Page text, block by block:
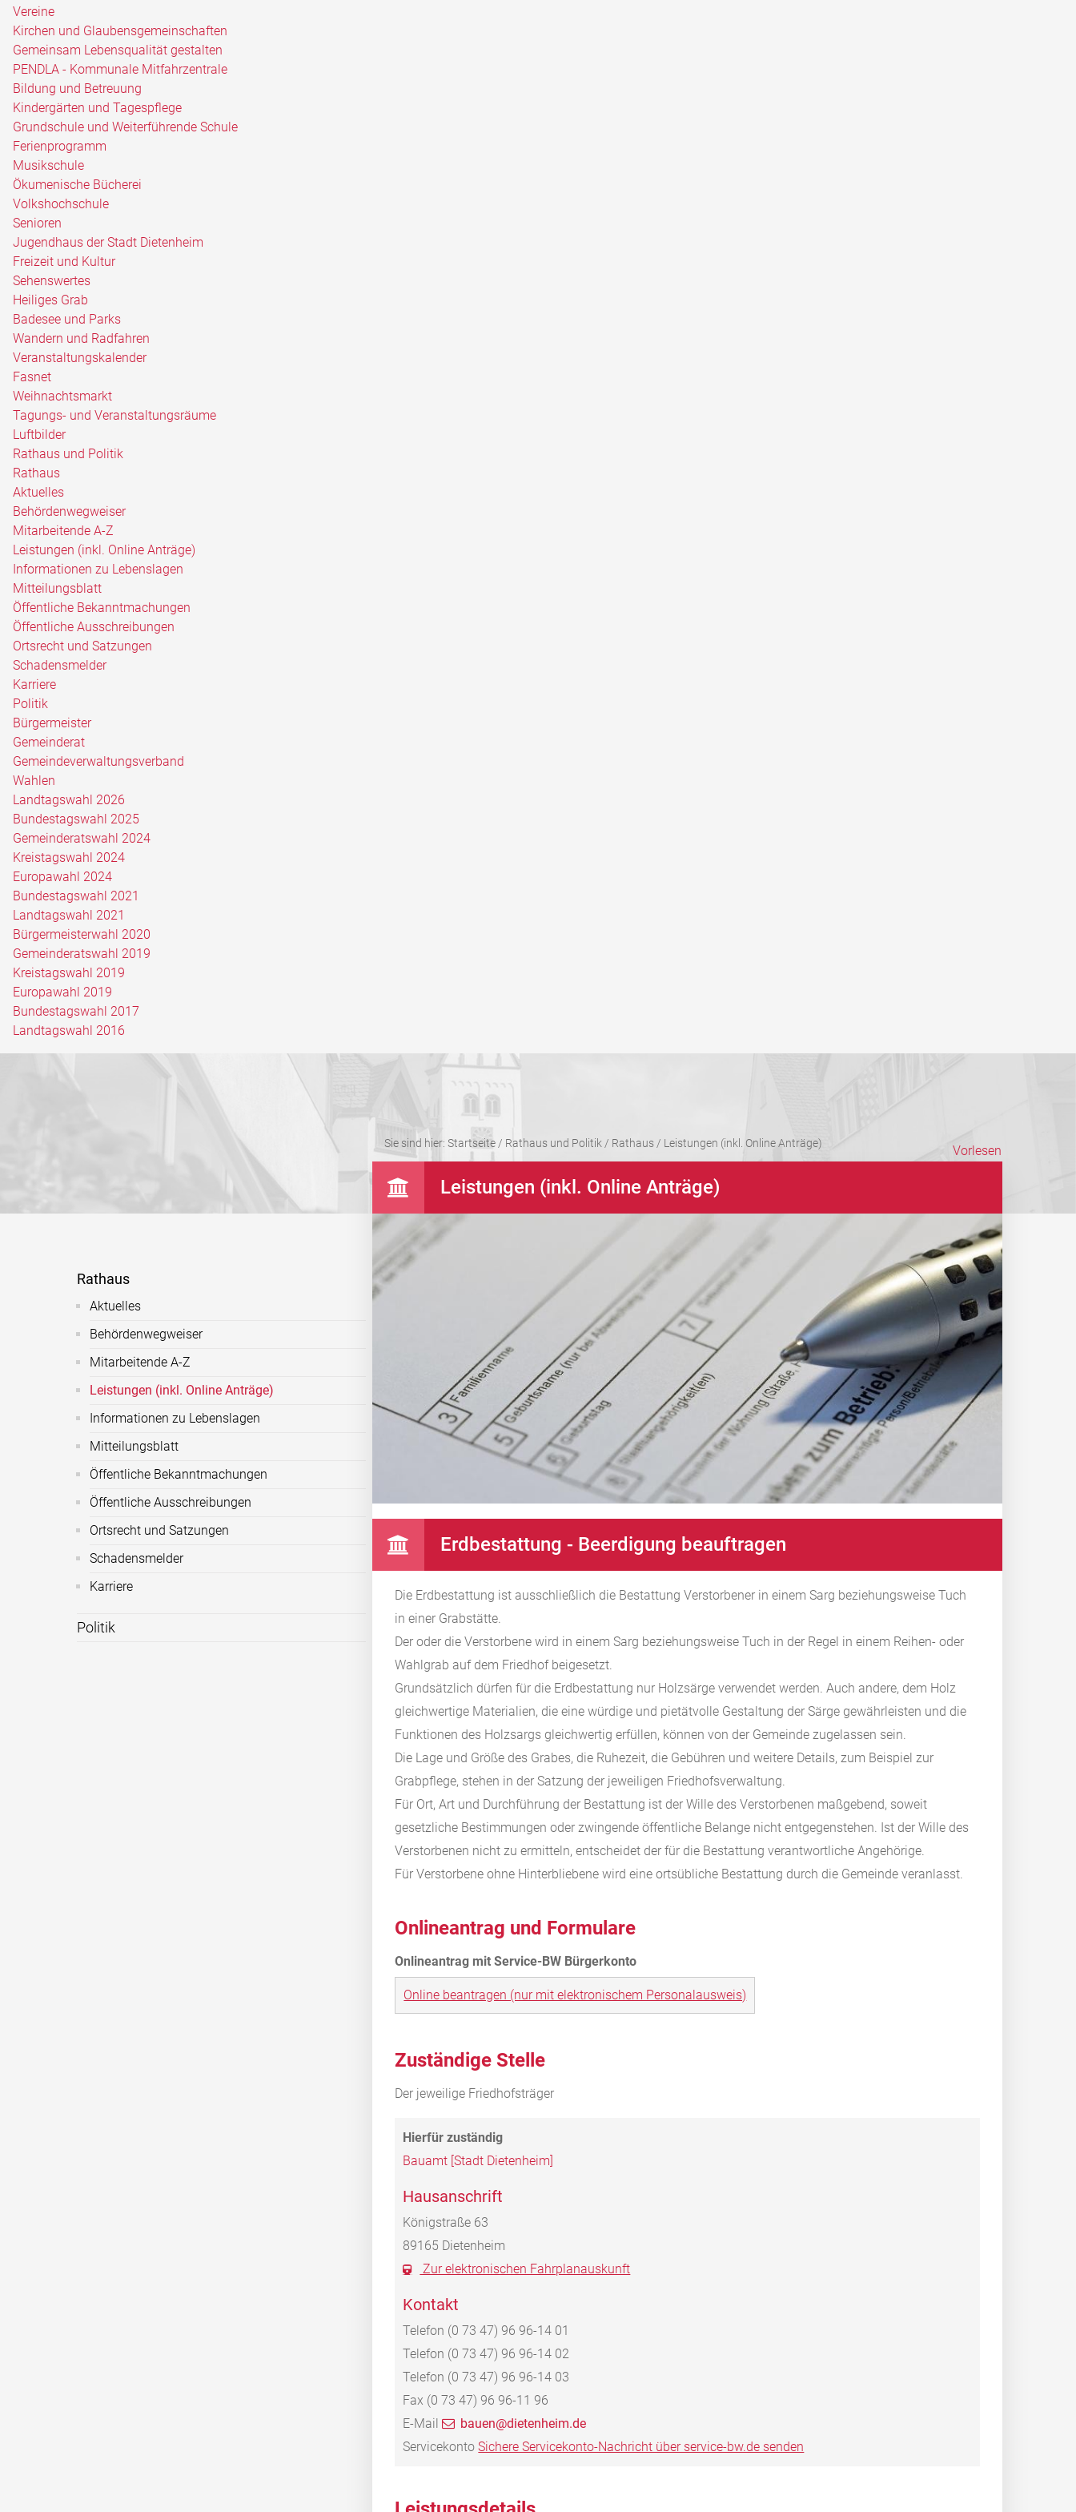
Vereine
Kirchen und Glaubensgemeinschaften
Gemeinsam Lebensqualität gestalten
PENDLA - Kommunale Mitfahrzentrale
Bildung und Betreuung
Kindergärten und Tagespflege
Grundschule und Weiterführende Schule
Ferienprogramm
Musikschule
Ökumenische Bücherei
Volkshochschule
Senioren
Jugendhaus der Stadt Dietenheim
Freizeit und Kultur
Sehenswertes
Heiliges Grab
Badesee und Parks
Wandern und Radfahren
Veranstaltungskalender
Fasnet
Weihnachtsmarkt
Tagungs- und Veranstaltungsräume
Luftbilder
Rathaus und Politik
Rathaus
Aktuelles
Behördenwegweiser
Mitarbeitende A-Z
Leistungen (inkl. Online Anträge)
Informationen zu Lebenslagen
Mitteilungsblatt
Öffentliche Bekanntmachungen
Öffentliche Ausschreibungen
Ortsrecht und Satzungen
Schadensmelder
Karriere
Politik
Bürgermeister
Gemeinderat
Gemeindeverwaltungsverband
Wahlen
Landtagswahl 2026
Bundestagswahl 2025
Gemeinderatswahl 2024
Kreistagswahl 2024
Europawahl 2024
Bundestagswahl 2021
Landtagswahl 2021
Bürgermeisterwahl 2020
Gemeinderatswahl 2019
Kreistagswahl 2019
Europawahl 2019
Bundestagswahl 2017
Landtagswahl 2016
Sie sind hier: Startseite/ Rathaus und Politik / Rathaus/ Leistungen (inkl. Online Anträge) Vorlesen
Rathaus
Aktuelles
Behördenwegweiser
Mitarbeitende A-Z
Leistungen (inkl. Online Anträge)
Informationen zu Lebenslagen
Mitteilungsblatt
Öffentliche Bekanntmachungen
Öffentliche Ausschreibungen
Ortsrecht und Satzungen
Schadensmelder
Karriere
Politik
Leistungen (inkl. Online Anträge)
Erdbestattung - Beerdigung beauftragen
Die Erdbestattung ist ausschließlich die Bestattung Verstorbener in einem Sarg beziehungsweise Tuch
in einer Grabstätte.
Der oder die Verstorbene wird in einem Sarg beziehungsweise Tuch in der Regel in einem Reihen- oder
Wahlgrab auf dem Friedhof beigesetzt.
Grundsätzlich dürfen für die Erdbestattung nur Holzsärge verwendet werden. Auch andere, dem Holz
gleichwertige Materialien, die eine würdige und pietätvolle Gestaltung der Särge gewährleisten und die
Funktionen des Holzsargs gleichwertig erfüllen, können von der Gemeinde zugelassen sein.
Die Lage und Größe des Grabes, die Ruhezeit, die Gebühren und weitere Details, zum Beispiel zur
Grabpflege, stehen in der Satzung der jeweiligen Friedhofsverwaltung.
Für Ort, Art und Durchführung der Bestattung ist der Wille des Verstorbenen maßgebend, soweit
gesetzliche Bestimmungen oder zwingende öffentliche Belange nicht entgegenstehen. Ist der Wille des
Verstorbenen nicht zu ermitteln, entscheidet der für die Bestattung verantwortliche Angehörige.
Für Verstorbene ohne Hinterbliebene wird eine ortsübliche Bestattung durch die Gemeinde veranlasst.
Onlineantrag und Formulare
Online beantragen (nur mit elektronischem Personalausweis)
Zuständige Stelle
Der jeweilige Friedhofsträger
Bauamt [Stadt Dietenheim]
Hausanschrift
Königstraße 63
89165 Dietenheim
Zur elektronischen Fahrplanauskunft
Kontakt
Telefon (0 73 47) 96 96-14 01
Telefon (0 73 47) 96 96-14 02
Telefon (0 73 47) 96 96-14 03
Fax (0 73 47) 96 96-11 96
E-Mail
bauen@dietenheim.de
Servicekonto Sichere Servicekonto-Nachricht über service-bw.de senden